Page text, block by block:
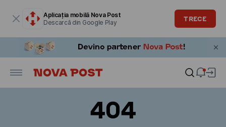
Aplicația mobilă Nova Post
Descarcă din Google Play
TRECE
404